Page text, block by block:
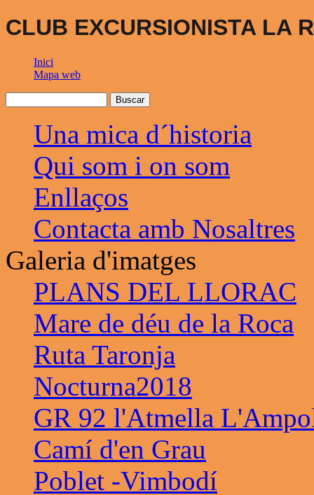
CLUB EXCURSIONISTA LA
Inici
Mapa web
Una mica d´historia
Qui som i on som
Enllaços
Contacta amb Nosaltres
Galeria d'imatges
PLANS DEL LLORAC
Mare de déu de la Roca
Ruta Taronja
Nocturna2018
GR 92 l'Atmella
Camí d'en Grau
Poblet -Vimbodí